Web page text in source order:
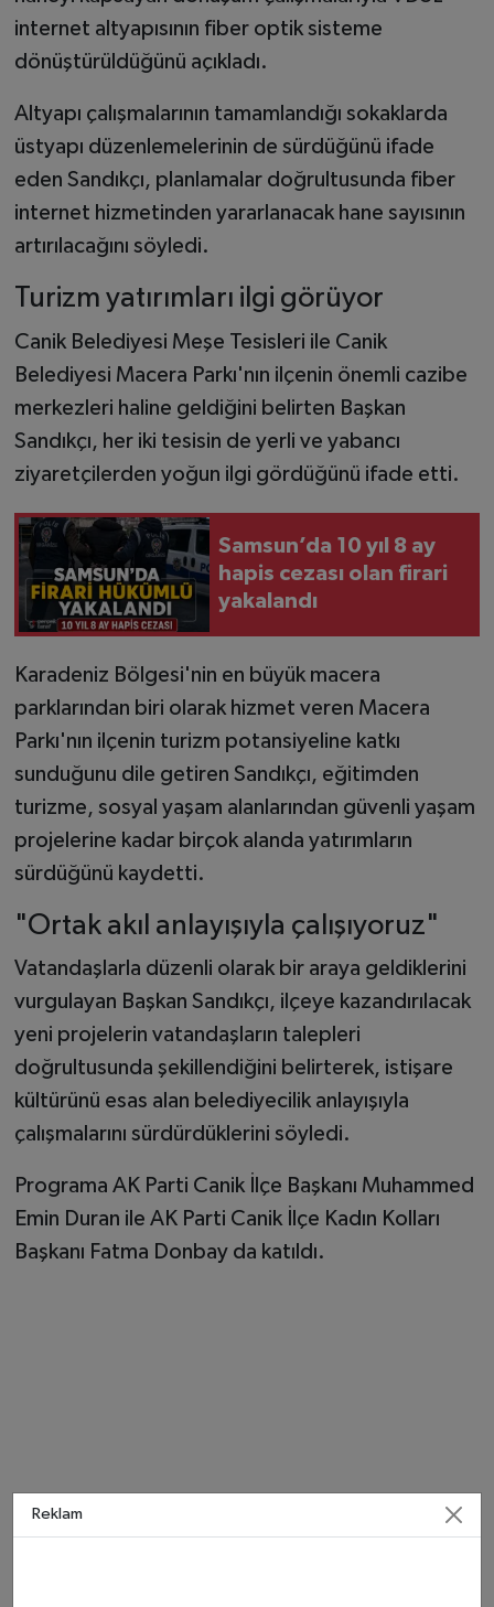
internet altyapısının fiber optik sisteme
dönüştürüldüğünü açıkladı.
Altyapı çalışmalarının tamamlandığı sokaklarda
üstyapı düzenlemelerinin de sürdüğünü ifade
eden Sandıkçı, planlamalar doğrultusunda fiber
internet hizmetinden yararlanacak hane sayısının
artırılacağını söyledi.
Turizm yatırımları ilgi görüyor
Canik Belediyesi Meşe Tesisleri ile Canik
Belediyesi Macera Parkı'nın ilçenin önemli cazibe
merkezleri haline geldiğini belirten Başkan
Sandıkçı, her iki tesisin de yerli ve yabancı
ziyaretçilerden yoğun ilgi gördüğünü ifade etti.
Samsun’da 10 yıl 8 ay
hapis cezası olan firari
yakalandı
Karadeniz Bölgesi'nin en büyük macera
parklarından biri olarak hizmet veren Macera
Parkı'nın ilçenin turizm potansiyeline katkı
sunduğunu dile getiren Sandıkçı, eğitimden
turizme, sosyal yaşam alanlarından güvenli yaşam
projelerine kadar birçok alanda yatırımların
sürdüğünü kaydetti.
"Ortak akıl anlayışıyla çalışıyoruz"
Vatandaşlarla düzenli olarak bir araya geldiklerini
vurgulayan Başkan Sandıkçı, ilçeye kazandırılacak
yeni projelerin vatandaşların talepleri
doğrultusunda şekillendiğini belirterek, istişare
kültürünü esas alan belediyecilik anlayışıyla
çalışmalarını sürdürdüklerini söyledi.
Programa AK Parti Canik İlçe Başkanı Muhammed
Emin Duran ile AK Parti Canik İlçe Kadın Kolları
Başkanı Fatma Donbay da katıldı.
Reklam